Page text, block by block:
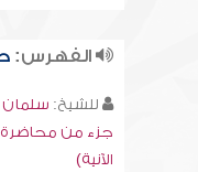
الفهرس:
للشيخ: سلمان
جزء من محاضرة
الآنية)